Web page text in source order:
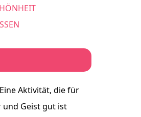
Aktivität, die für
und Geist gut ist